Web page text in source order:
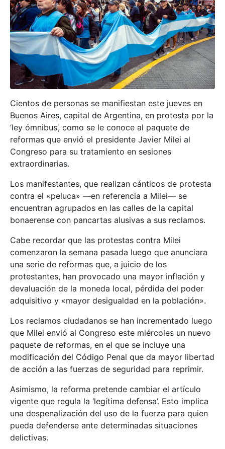
Cientos de personas se manifiestan este jueves en
Buenos Aires, capital de Argentina, en protesta por la
‘ley ómnibus’, como se le conoce al paquete de
reformas que envió el presidente Javier Milei al
Congreso para su tratamiento en sesiones
extraordinarias.
Los manifestantes, que realizan cánticos de protesta
contra el «peluca» —en referencia a Milei— se
encuentran agrupados en las calles de la capital
bonaerense con pancartas alusivas a sus reclamos.
Cabe recordar que las protestas contra Milei
comenzaron la semana pasada luego que anunciara
una serie de reformas que, a juicio de los
protestantes, han provocado una mayor inflación y
devaluación de la moneda local, pérdida del poder
adquisitivo y «mayor desigualdad en la población».
Los reclamos ciudadanos se han incrementado luego
que Milei envió al Congreso este miércoles un nuevo
paquete de reformas, en el que se incluye una
modificación del Código Penal que da mayor libertad
de acción a las fuerzas de seguridad para reprimir.
Asimismo, la reforma pretende cambiar el artículo
vigente que regula la ‘legítima defensa’. Esto implica
una despenalización del uso de la fuerza para quien
pueda defenderse ante determinadas situaciones
delictivas.